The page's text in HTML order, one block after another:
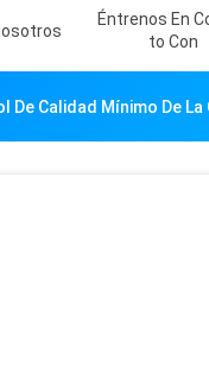
Éntrenos En
To Con
De Calidad Mínimo De